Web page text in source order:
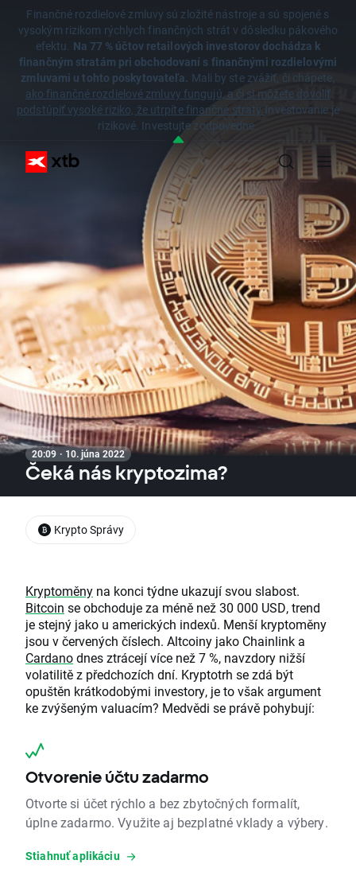
Finančné rozdielové zmluvy sú zložité nástroje a sú spojené s
vysokým rizikom rýchlych finančných strát v dôsledku pákového
efektu. Na 77 % účtov retailových investorov dochádza k
finančným stratám pri obchodovaní s finančnými rozdielovými
zmluvami u tohto poskytovateľa. Mali by ste zvážiť, či chápete,
ako finančné rozdielové zmluvy fungujú, a či si môžete dovoliť
podstúpiť vysoké riziko, že utrpíte finančné straty. Investovanie je
rizikové. Investujte zodpovedne.
20:09 · 10. júna 2022
Čeká nás kryptozima?
Kryptoměny na konci týdne ukazují svou slabost.
Bitcoin se obchoduje za méně než 30 000 USD, trend
je stejný jako u amerických indexů. Menší kryptoměny
jsou v červených číslech. Altcoiny jako Chainlink a
Cardanodnes ztrácejí více než 7 %, navzdory nižší
volatilitě z předchozích dní. Kryptotrh se zdá být
opuštěn krátkodobými investory, je to však argument
ke zvýšeným valuacím? Medvědi se právě pohybují:
Otvorenie účtu zadarmo
Otvorte si účet rýchlo a bez zbytočných formalít,
úplne zadarmo. Využite aj bezplatné vklady a výbery.
Stiahnuť aplikáciu
Krypto Správy